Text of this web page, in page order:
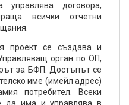
договора,
всички отчетни
проект се създава и
орган по ОП,
за БФП. Достъпът се
име (имейл адрес)
потребител. Всеки